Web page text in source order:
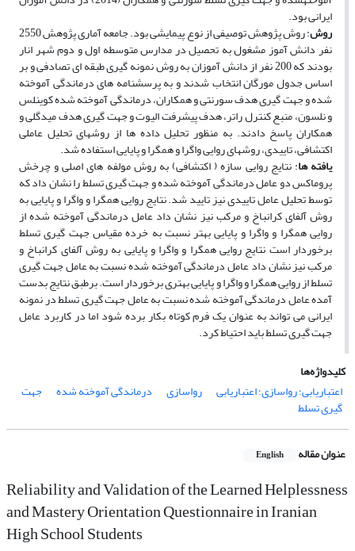
ایرانی بود.
روش : روش پژوهش توصیفی از نوع پیمایشی بود. جامعه آماری پژوهش 2550
نفر دانش ­آموز مشغول به تحصیل در مدارس متوسطه اول و دوم شهر انار
بودند که 200 نفر از دانش ­آموزان به روش نمونه ­گیری طبقه­ ای تصادفی و بر
اساس جدول مورگان انتخاب شدند و به پرسش­نامه ­های درماندگی آموخته
شده و جهت­ گیری هدف سورنتی و همکاران، درماندگی آموخته شده کوینلس
و نلسون، منبع کنترل راتر، هدف پیشرفت الیوت و جهت ­گیری هدف میدگلی و
همکاران پاسخ دادند. به منظور تحلیل داده ­ها از روش­های تحلیل عاملی
اکتشافی، تاییدی، روش­های روایی واگرا و همگرا و پایایی استفاده شد.
یافته ها: نتایج روایی سازه ( اکتشافی) به روش مولفه ­های اصلی و چرخش
پروماکس دو عامل درماندگی آموخته شده و جهت گیری تسلط را نشان داد که
توسط تحلیل عامل تاییدی نیز تایید شد. نتایج روایی همگرا و واگرا و پایایی به
روش آلفای کرانباخ و مرکب نیز نشان داد عامل درماندگی آموخته ­شده از
روایی همگرا و واگرا و پایایی بهتر نسبت به خرده مقیاس جهت­ گیری تسلط
برخوردار است نتایج روایی همگرا و واگرا و پایایی به روش آلفای کرانباخ و
مرکب نیز نشان داد عامل درماندگی آموخته شده نسبت به عامل جهت­ گیری
تسلط از روایی همگرا و واگرا و پایایی بهتری برخوردار است. برطبق نتایج بدست
آمده عامل درماندگی آموخته شده نسبت به عامل جهت­ گیری تسلط در نمونه
ایرانی می ­تواند به عنوان یک فرم کوتاه بکار برده شود اما در کاربرد عامل
جهت گیری تسلط باید احتیاط کرد.
کلیدواژه‌ها
اعتباریابی؛ رواسازی؛ اعتباریابی
رواسازی درماندگی آموخته شده جهت
گیری تسلط
عنوان مقاله English
Reliability and Validation of the Learned Helplessness
and Mastery Orientation Questionnaire in Iranian
High School Students